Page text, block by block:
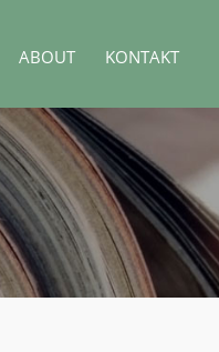
ABOUT KONTAKT